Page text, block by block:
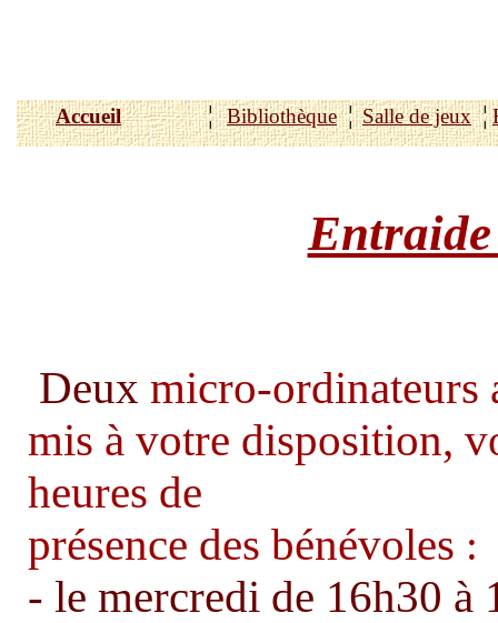
Accueil ¦ Bibliothèque ¦ Salle de jeux ¦
Deux micro-ordinateurs
mis à votre disposition,
heures de
présence des bénévoles :
- le mercredi de 16h30 à